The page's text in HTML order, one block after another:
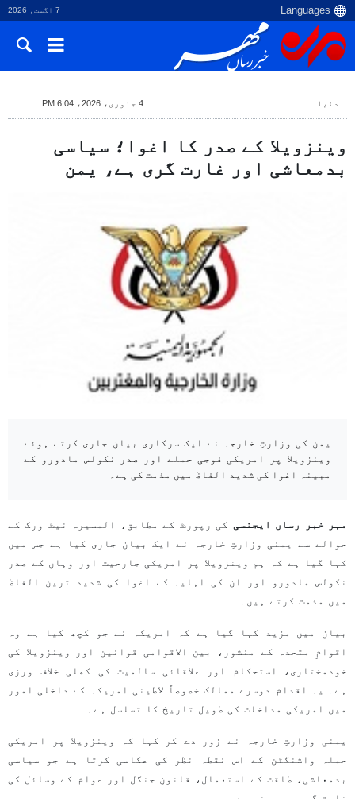
7 اگست، 2026
دنیا 4 جنوری، 2026، 6:04 PM
وینزویلا کے صدر کا اغوا؛ سیاسی
بدمعاشی اور غارت گری ہے، یمن
یمن کی وزارتِ خارجہ نے ایک سرکاری بیان جاری کرتے ہوئے
وینزویلا پر امریکی فوجی حملے اور صدر نکولس مادورو کے
مبینہ اغوا کی شدید الفاظ میں مذمت کی ہے۔
مہر خبر رساں ایجنسی کی رپورٹ کے مطابق، المسیرہ نیٹ ورک کے
حوالے سے یمنی وزارتِ خارجہ نے ایک بیان جاری کیا ہے جس میں
کہا گیا ہے کہ ہم وینزویلا پر امریکی جارحیت اور وہاں کے صدر
نکولس مادورو اور ان کی اہلیہ کے اغوا کی شدید ترین الفاظ
میں مذمت کرتے ہیں۔
بیان میں مزید کہا گیا ہے کہ امریکہ نے جو کچھ کیا ہے وہ
اقوامِ متحدہ کے منشور، بین الاقوامی قوانین اور وینزویلا کی
خودمختاری، استحکام اور علاقائی سالمیت کی کھلی خلاف ورزی
ہے۔ یہ اقدام دوسرے ممالک خصوصاً لاطینی امریکہ کے داخلی امور
میں امریکی مداخلت کی طویل تاریخ کا تسلسل ہے۔
یمنی وزارتِ خارجہ نے زور دے کر کہا کہ وینزویلا پر امریکی
حملہ واشنگٹن کے اس نقطہ نظر کی عکاسی کرتا ہے جو سیاسی
بدمعاشی، طاقت کے استعمال، قانونِ جنگل اور عوام کے وسائل کی